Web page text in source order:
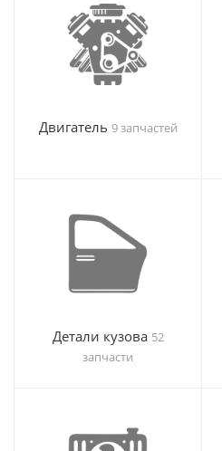
Двигатель 9 запчастей
Детали кузова 52
запчасти